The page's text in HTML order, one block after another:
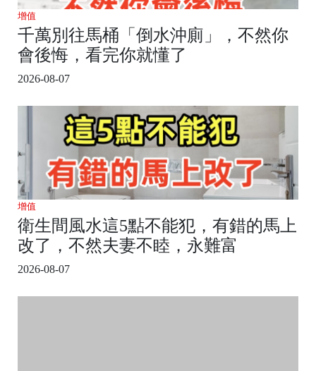
增值
千萬別往馬桶「倒水沖廁」，不然你
會後悔，看完你就懂了
2026-08-07
增值
衛生間風水這5點不能犯，有錯的馬上
改了，不然夫妻不睦，永難富
2026-08-07